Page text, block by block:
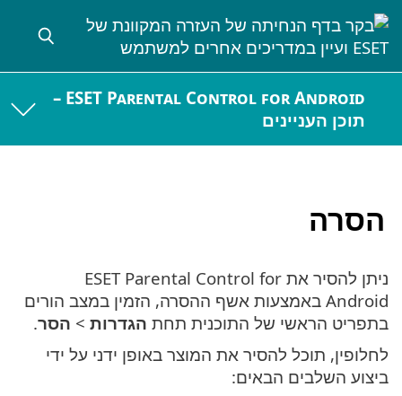
ESET Parental Control for Android –
תוכן העניינים
הסרה
ניתן להסיר את ESET Parental Control for
Android באמצעות אשף ההסרה, הזמין במצב הורים
בתפריט הראשי של התוכנית תחת הגדרות > הסר.
לחלופין, תוכל להסיר את המוצר באופן ידני על ידי
ביצוע השלבים הבאים: